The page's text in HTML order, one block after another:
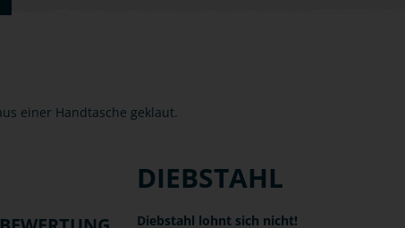
DIEBSTAHL
Diebstahl lohnt sich nicht!